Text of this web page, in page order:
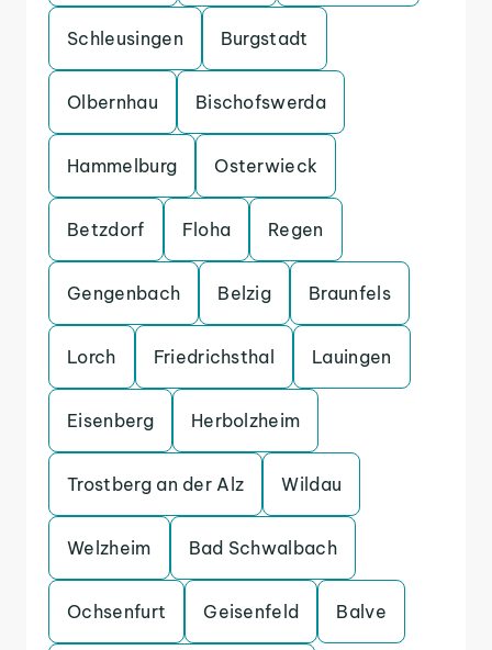
Schleusingen Burgstadt
Olbernhau Bischofswerda
Hammelburg Osterwieck
Betzdorf Floha Regen
Gengenbach Belzig Braunfels
Lorch Friedrichsthal Lauingen
Eisenberg Herbolzheim
Trostberg an der Alz Wildau
Welzheim Bad Schwalbach
Ochsenfurt Geisenfeld Balve